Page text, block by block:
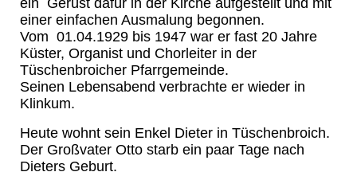
ein Gerüst dafür in der Kirche aufgestellt und mit
einer einfachen Ausmalung begonnen.
Vom 01.04.1929 bis 1947 war er fast 20 Jahre
Küster, Organist und Chorleiter in der
Tüschenbroicher Pfarrgemeinde.
Seinen Lebensabend verbrachte er wieder in
Klinkum.
Heute wohnt sein Enkel Dieter in Tüschenbroich.
Der Großvater Otto starb ein paar Tage nach
Dieters Geburt.